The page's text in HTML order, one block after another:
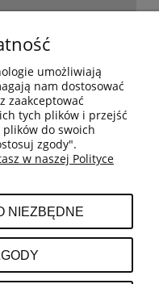
umożliwiają
nam dostosować
zaakceptować
tych plików i przejść
do swoich
zgody".
w naszej Polityce
NIEZBĘDNE